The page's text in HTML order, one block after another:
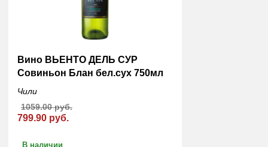
Вино ВЬЕНТО ДЕЛЬ СУР
Совиньон Блан бел.сух 750мл
Чили
799.90 руб.
1059.00 руб.
В наличии